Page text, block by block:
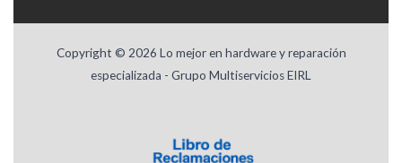
Copyright © 2026 Lo mejor en hardware y reparación
especializada - Grupo Multiservicios EIRL